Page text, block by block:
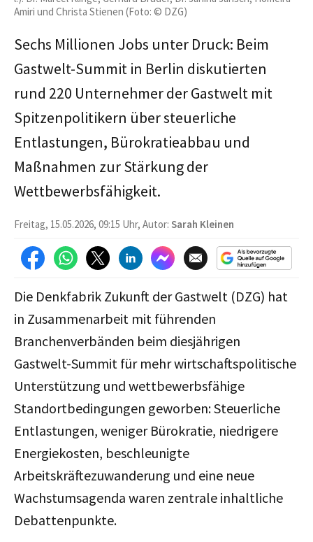
Amiri und Christa Stienen (Foto: © DZG)
Sechs Millionen Jobs unter Druck: Beim
Gastwelt-Summit in Berlin diskutierten
rund 220 Unternehmer der Gastwelt mit
Spitzenpolitikern über steuerliche
Entlastungen, Bürokratieabbau und
Maßnahmen zur Stärkung der
Wettbewerbsfähigkeit.
Freitag, 15.05.2026, 09:15 Uhr, Autor: Sarah Kleinen
Die Denkfabrik Zukunft der Gastwelt (DZG) hat
in Zusammenarbeit mit führenden
Branchenverbänden beim diesjährigen
Gastwelt-Summit für mehr wirtschaftspolitische
Unterstützung und wettbewerbsfähige
Standortbedingungen geworben: Steuerliche
Entlastungen, weniger Bürokratie, niedrigere
Energiekosten, beschleunigte
Arbeitskräftezuwanderung und eine neue
Wachstumsagenda waren zentrale inhaltliche
Debattenpunkte.